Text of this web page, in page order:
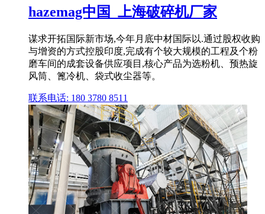
hazemag中国_上海破碎机厂家
谋求开拓国际新市场,今年月底中材国际以.通过股权收购
与增资的方式控股印度,完成有个较大规模的工程及个粉
磨车间的成套设备供应项目,核心产品为选粉机、预热旋
风筒、篦冷机、袋式收尘器等。
联系电话: 180 3780 8511